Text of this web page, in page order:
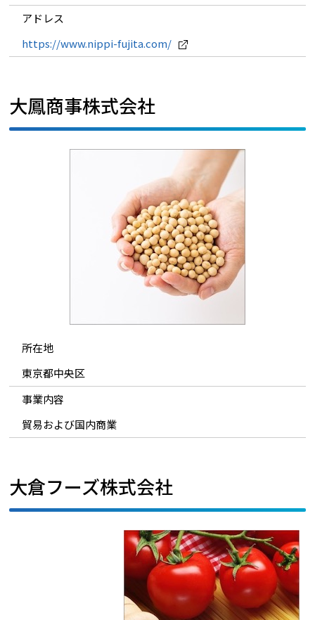
アドレス
https://www.nippi-fujita.com/
大鳳商事株式会社
所在地
東京都中央区
事業内容
貿易および国内商業
大倉フーズ株式会社